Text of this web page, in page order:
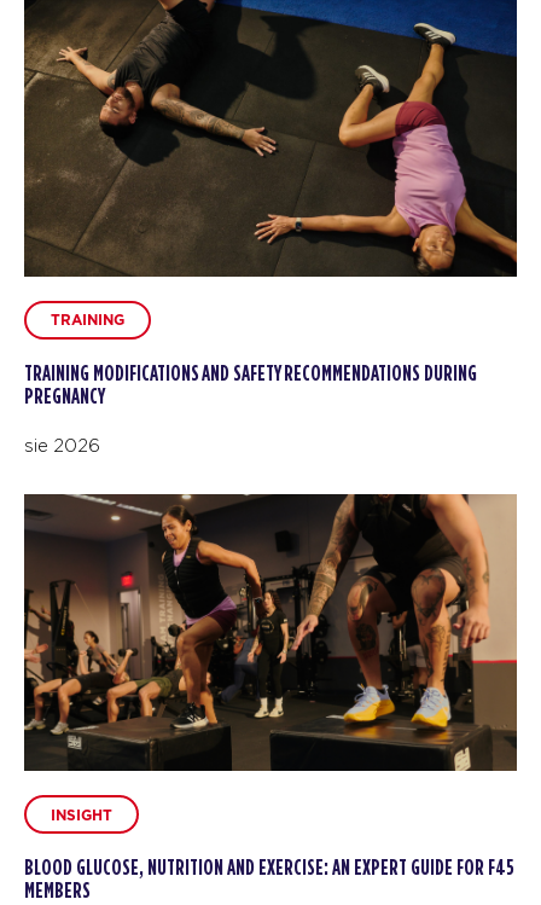
TRAINING
TRAINING MODIFICATIONS AND SAFETY RECOMMENDATIONS DURING
PREGNANCY
sie 2026
INSIGHT
BLOOD GLUCOSE, NUTRITION AND EXERCISE: AN EXPERT GUIDE FOR F45
MEMBERS